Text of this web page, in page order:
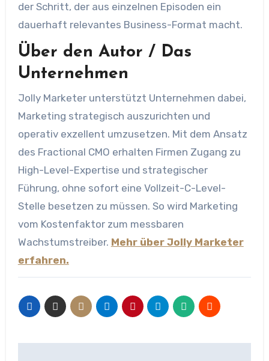
der Schritt, der aus einzelnen Episoden ein
dauerhaft relevantes Business-Format macht.
Über den Autor / Das
Unternehmen
Jolly Marketer unterstützt Unternehmen dabei,
Marketing strategisch auszurichten und
operativ exzellent umzusetzen. Mit dem Ansatz
des Fractional CMO erhalten Firmen Zugang zu
High-Level-Expertise und strategischer
Führung, ohne sofort eine Vollzeit-C-Level-
Stelle besetzen zu müssen. So wird Marketing
vom Kostenfaktor zum messbaren
Wachstumstreiber. Mehr über Jolly Marketer
erfahren.